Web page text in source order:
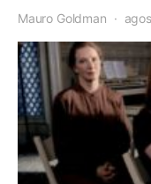
Mauro Goldman